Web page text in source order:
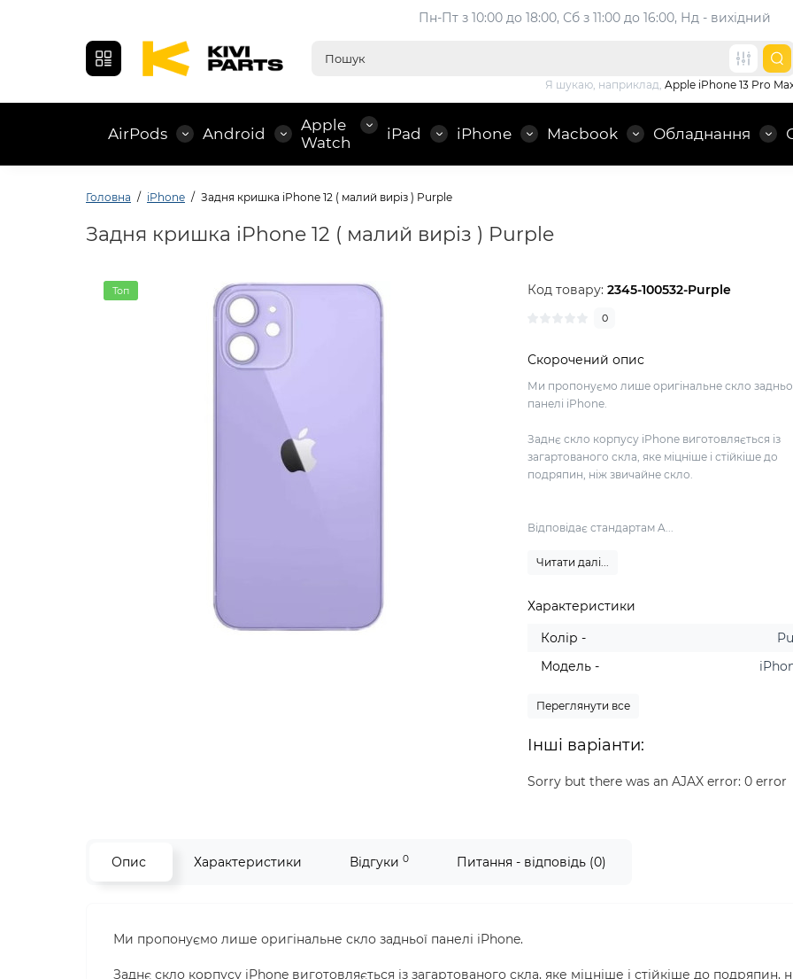
Пн-Пт з 10:00 до 18:00, Сб з 11:00 до 16:00, Нд - вихідний
Я шукаю, наприклад, Apple iPhone 13 Pro
AirPods Android
Apple
Watch
iPad iPhone Macbook Обладнання
Головна iPhone Задня кришка iPhone 12 ( малий виріз ) Purple
Задня кришка iPhone 12 ( малий виріз ) Purple
Топ Код товару:2345-100532-Purple
0
Скорочений опис
Ми пропонуємо лише оригінальне скло
панелі iPhone.
Заднє скло корпусу iPhone виготовляється із
загартованого скла, яке міцніше і стійкіше до
подряпин, ніж звичайне скло.
Відповідає стандартам A...
Читати далі...
Характеристики
Колір -
Модель -
Переглянути все
Інші варіанти:
Sorry but there was an AJAX error: 0 error
Опис Характеристики Відгуки 0 Питання - відповідь (0)
Ми пропонуємо лише оригінальне скло задньої панелі iPhone.
Заднє скло корпусу iPhone виготовляється із загартованого скла, яке міцніше і стійкіше до подряпин,